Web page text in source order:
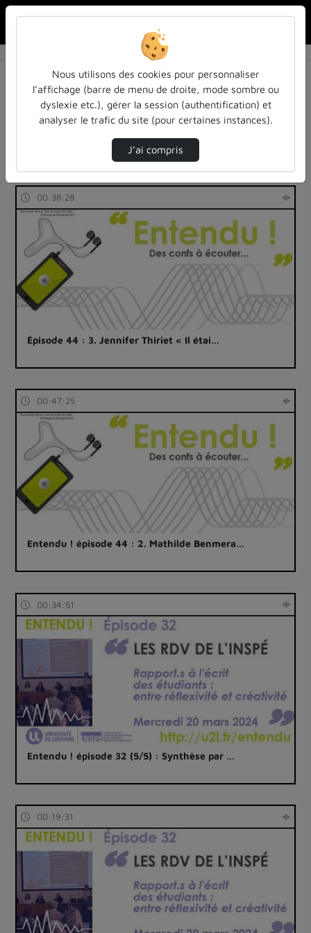
Résultats de la recherche
Filtres actifs (cliquer pour en retirer) :
Français
education
autres
entendu-des-confs-a-ecouter
entendu
4 vidéos trouvées
00:38:28
Épisode 44 : 3. Jennifer Thiriet « Il étai…
00:47:25
Entendu ! épisode 44 : 2. Mathilde Benmera…
00:34:51
Entendu ! épisode 32 (5/5) : Synthèse par …
00:19:31
Nous utilisons des cookies pour personnaliser
l’affichage (barre de menu de droite, mode sombre ou
dyslexie etc.), gérer la session (authentification) et
analyser le trafic du site (pour certaines instances).
J’ai compris